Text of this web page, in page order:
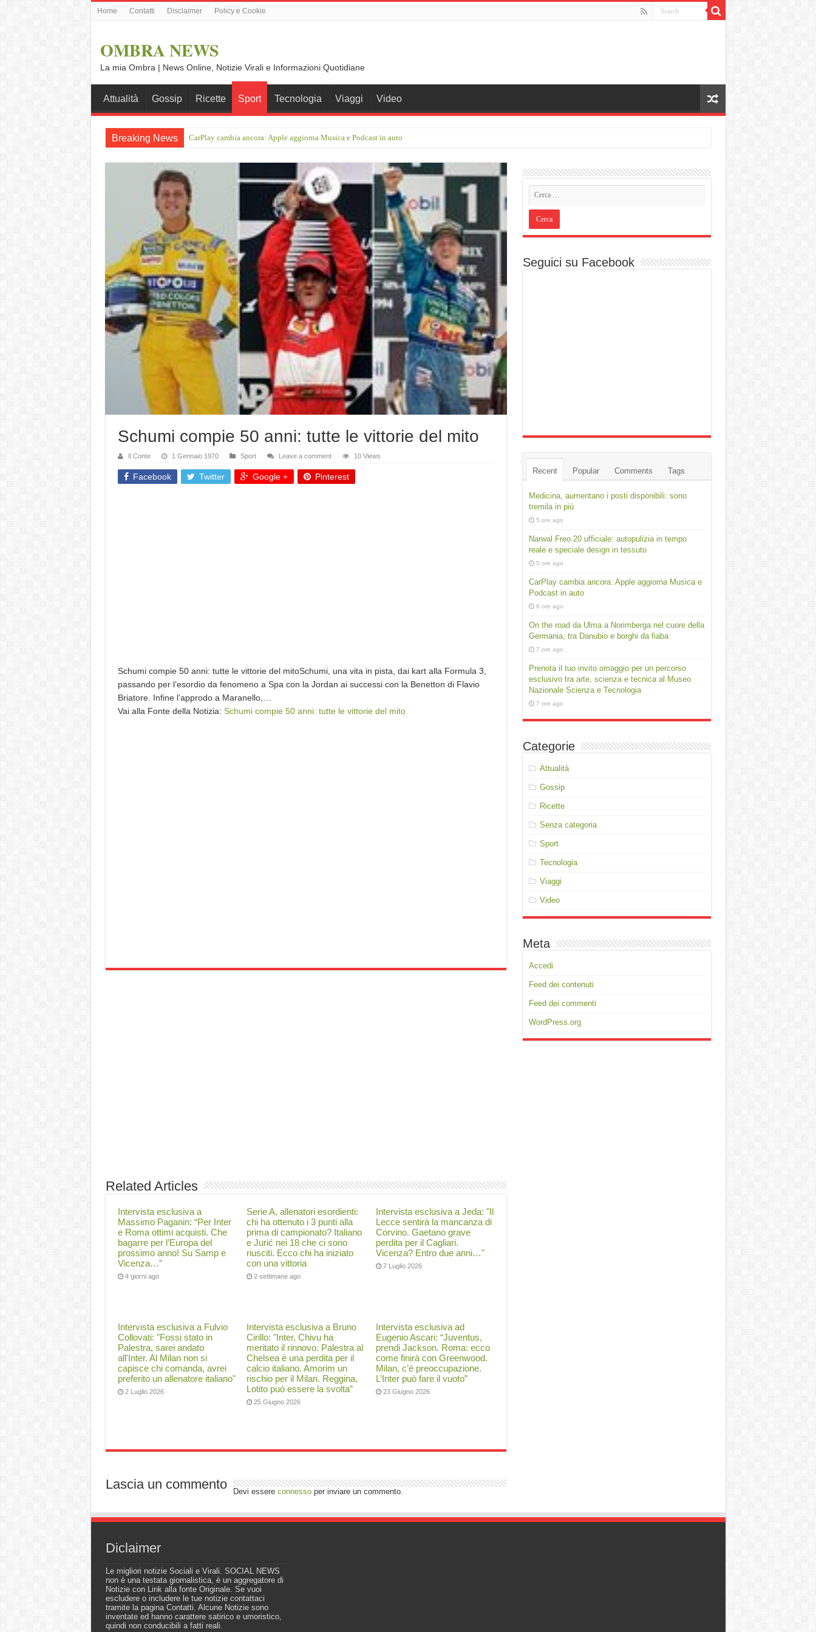
Home Contatti Disclaimer Policy e Cookie
OMBRA NEWS
La mia Ombra | News Online, Notizie Virali e Informazioni Quotidiane
Attualità Gossip Ricette Sport Tecnologia Viaggi Video
Breaking News On the road da Ulma a Norimberga nel cuore della Germania, tra Danubio e borghi da fiaba
Schumi compie 50 anni: tutte le vittorie del mito
Il Conte 1 Gennaio 1970 Sport Leave a comment 10 Views
Facebook Twitter Google + Pinterest
Schumi compie 50 anni: tutte le vittorie del mitoSchumi, una vita in pista, dai kart alla Formula 3,
passando per l’esordio da fenomeno a Spa con la Jordan ai successi con la Benetton di Flavio
Briatore. Infine l’approdo a Maranello,…
Vai alla Fonte della Notizia: Schumi compie 50 anni: tutte le vittorie del mito
Related Articles
Intervista esclusiva a
Massimo Paganin: “Per Inter
e Roma ottimi acquisti. Che
bagarre per l’Europa del
prossimo anno! Su Samp e
Vicenza…”
4 giorni ago
Serie A, allenatori esordienti:
chi ha ottenuto i 3 punti alla
prima di campionato? Italiano
e Jurić nei 18 che ci sono
riusciti. Ecco chi ha iniziato
con una vittoria
2 settimane ago
Intervista esclusiva a Jeda: "Il
Lecce sentirà la mancanza di
Corvino. Gaetano grave
perdita per il Cagliari.
Vicenza? Entro due anni…"
7 Luglio 2026
Intervista esclusiva a Fulvio
Collovati: "Fossi stato in
Palestra, sarei andato
all'Inter. Al Milan non si
capisce chi comanda, avrei
preferito un allenatore italiano"
2 Luglio 2026
Intervista esclusiva a Bruno
Cirillo: "Inter, Chivu ha
meritato il rinnovo. Palestra al
Chelsea è una perdita per il
calcio italiano. Amorim un
rischio per il Milan. Reggina,
Lotito può essere la svolta”
25 Giugno 2026
Intervista esclusiva ad
Eugenio Ascari: “Juventus,
prendi Jackson. Roma: ecco
come finirà con Greenwood.
Milan, c’è preoccupazione.
L’Inter può fare il vuoto”
23 Giugno 2026
Lascia un commento Devi essere connessoper inviare un commento.
Seguici su Facebook
Recent Popular Comments Tags
Medicina, aumentano i posti disponibili: sono
tremila in più
5 ore ago
Narwal Freo 20 ufficiale: autopulizia in tempo
reale e speciale design in tessuto
5 ore ago
CarPlay cambia ancora: Apple aggiorna Musica e
Podcast in auto
6 ore ago
On the road da Ulma a Norimberga nel cuore della
Germania, tra Danubio e borghi da fiaba
7 ore ago
Prenota il tuo invito omaggio per un percorso
esclusivo tra arte, scienza e tecnica al Museo
Nazionale Scienza e Tecnologia
7 ore ago
Categorie
Attualità
Gossip
Ricette
Senza categoria
Sport
Tecnologia
Viaggi
Video
Meta
Accedi
Feed dei contenuti
Feed dei commenti
WordPress.org
Diclaimer
Le migliori notizie Sociali e Virali. SOCIAL NEWS
non è una testata giornalistica, è un aggregatore di
Notizie con Link alla fonte Originale. Se vuoi
escludere o includere le tue notizie contattaci
tramite la pagina Contatti. Alcune Notizie sono
inventate ed hanno carattere satirico e umoristico,
quindi non conducibili a fatti reali.